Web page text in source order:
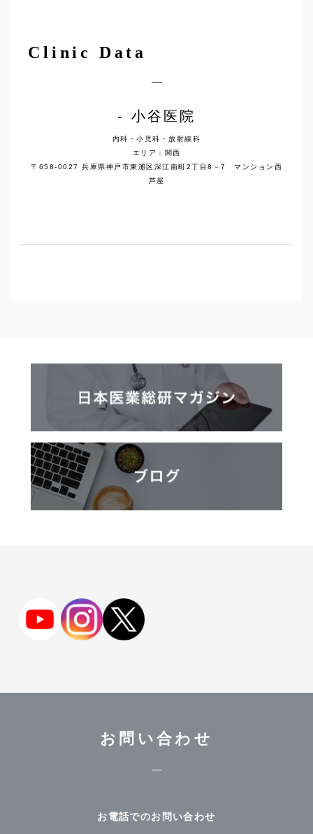
Clinic Data
小谷医院
内科・小児科・放射線科
エリア：関西
〒658-0027 兵庫県神戸市東灘区深江南町2丁目8－7 マンション西
芦屋
お問い合わせ
お電話でのお問い合わせ